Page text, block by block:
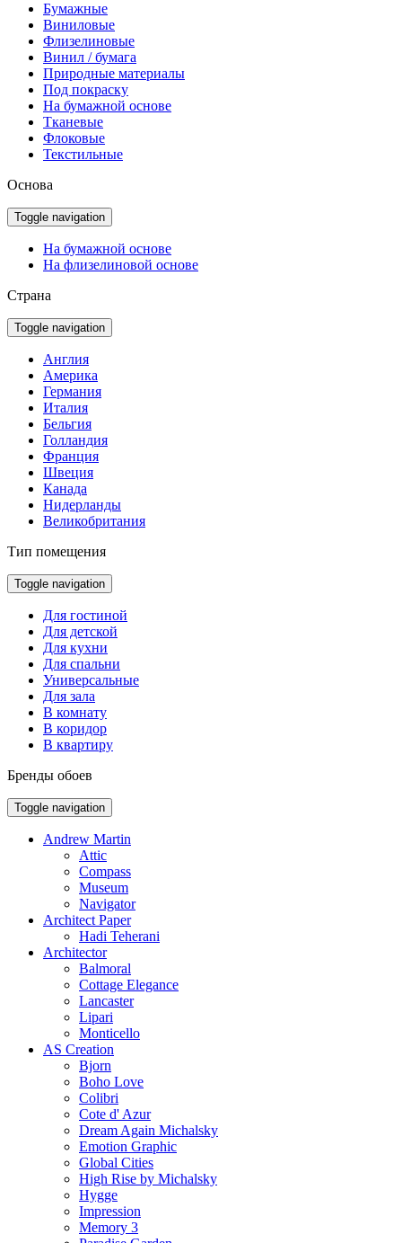
Бумажные
Виниловые
Флизелиновые
Винил / бумага
Природные материалы
Под покраску
На бумажной основе
Тканевые
Флоковые
Текстильные
Основа
Toggle navigation
На бумажной основе
На флизелиновой основе
Страна
Toggle navigation
Англия
Америка
Германия
Италия
Бельгия
Голландия
Франция
Швеция
Канада
Нидерланды
Великобритания
Тип помещения
Toggle navigation
Для гостиной
Для детской
Для кухни
Для спальни
Универсальные
Для зала
В комнату
В коридор
В квартиру
Бренды обоев
Toggle navigation
Andrew Martin
Attic
Compass
Museum
Navigator
Architect Paper
Hadi Teherani
Architector
Balmoral
Cottage Elegance
Lancaster
Lipari
Monticello
AS Creation
Bjorn
Boho Love
Colibri
Cote d' Azur
Dream Again Michalsky
Emotion Graphic
Global Cities
High Rise by Michalsky
Hygge
Impression
Memory 3